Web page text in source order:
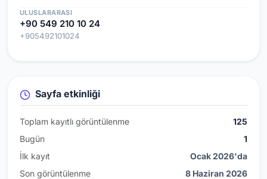
ULUSLARARASI
+90 549 210 10 24
+905492101024
Sayfa etkinliği
Toplam kayıtlı görüntülenme
125
Bugün
1
İlk kayıt
Ocak 2026'da
Son görüntülenme
8 Haziran 2026